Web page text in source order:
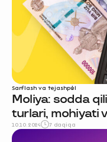
Sarflash va tejashpul
Moliya: sodda
turlari, mohiyati
10.10.2024 7 daqiqa